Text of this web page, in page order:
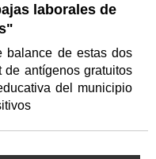
laborales de
balance de estas dos
antígenos gratuitos
del municipio